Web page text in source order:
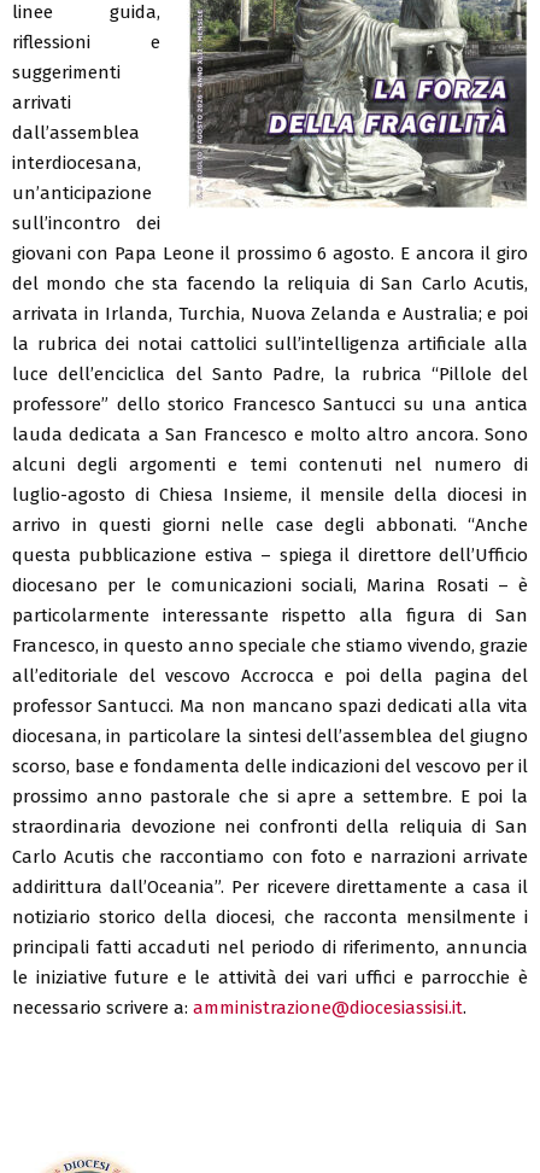
linee guida,
riflessioni e
suggerimenti
arrivati
dall’assemblea
interdiocesana,
un’anticipazione
sull’incontro dei
giovani con Papa Leone il prossimo 6 agosto. E ancora il giro
del mondo che sta facendo la reliquia di San Carlo Acutis,
arrivata in Irlanda, Turchia, Nuova Zelanda e Australia; e poi
la rubrica dei notai cattolici sull’intelligenza artificiale alla
luce dell’enciclica del Santo Padre, la rubrica “Pillole del
professore” dello storico Francesco Santucci su una antica
lauda dedicata a San Francesco e molto altro ancora. Sono
alcuni degli argomenti e temi contenuti nel numero di
luglio-agosto di Chiesa Insieme, il mensile della diocesi in
arrivo in questi giorni nelle case degli abbonati. “Anche
questa pubblicazione estiva – spiega il direttore dell’Ufficio
diocesano per le comunicazioni sociali, Marina Rosati – è
particolarmente interessante rispetto alla figura di San
Francesco, in questo anno speciale che stiamo vivendo, grazie
all’editoriale del vescovo Accrocca e poi della pagina del
professor Santucci. Ma non mancano spazi dedicati alla vita
diocesana, in particolare la sintesi dell’assemblea del giugno
scorso, base e fondamenta delle indicazioni del vescovo per il
prossimo anno pastorale che si apre a settembre. E poi la
straordinaria devozione nei confronti della reliquia di San
Carlo Acutis che raccontiamo con foto e narrazioni arrivate
addirittura dall’Oceania”. Per ricevere direttamente a casa il
notiziario storico della diocesi, che racconta mensilmente i
principali fatti accaduti nel periodo di riferimento, annuncia
le iniziative future e le attività dei vari uffici e parrocchie è
necessario scrivere a: amministrazione@diocesiassisi.it.